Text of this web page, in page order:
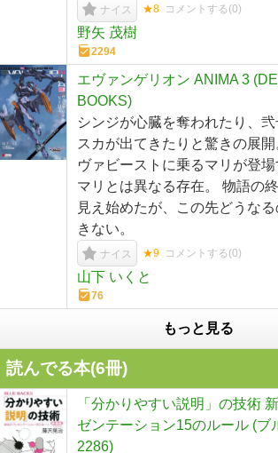
ナイス ★8 コメントする(0)
野矢 茂樹
2294
エヴァンゲリオン ANIMA 3
BOOKS)
シンジが心臓を奪われたり、
スカが出てきたりと驚きの展
ヴァビーストに乗るマリが登
マリとは異なる存在。 物語の
見え始めたが、この先どうな
きない。
ナイス ★9 コメントする(0)
山下 いくと
76
もっと見る
読んでる本(6冊)
「分かりやすい説明」の技術
ゼンテーション15のルール (ブ
2286)